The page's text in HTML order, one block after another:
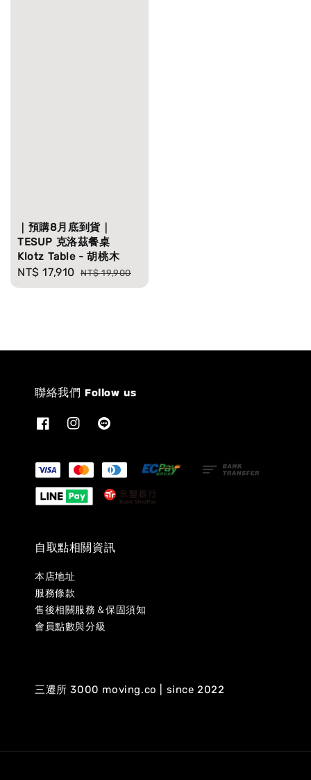
｜預購8月底到貨｜
TESUP 克洛茲餐桌
Klotz Table - 胡桃木
Sale
price
NT$ 17,910 Regular
price
NT$ 19,900
聯絡我們 Follow us
自取點相關資訊
本店地址
服務條款
售後相關服務＆保固須知
會員點數與分級
三遷所 3000 moving.co | since 2022